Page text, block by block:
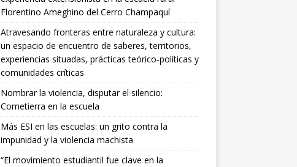
Florentino Ameghino del Cerro Champaquí
Atravesando fronteras entre naturaleza y cultura:
un espacio de encuentro de saberes, territorios,
experiencias situadas, prácticas teórico-políticas y
comunidades críticas
Nombrar la violencia, disputar el silencio:
Cometierra en la escuela
Más ESI en las escuelas: un grito contra la
impunidad y la violencia machista
“El movimiento estudiantil fue clave en la